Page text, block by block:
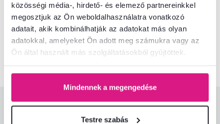
közösségi média-, hirdető- és elemező partnereinkkel
megosztjuk az Ön weboldalhasználatra vonatkozó
adatait, akik kombinálhatják az adatokat más olyan
adatokkal, amelyeket Ön adott meg számukra vagy az
Ön által használt más szolgáltatásokból gyűjtöttek.
Mindennek a megengedése
Testre szabás
Nem találta meg a szükséges információkat?
Vegye fel velünk a kapcsolatot, és örömmel adunk tanácsot
+36 20 512 1458 Beszélgetés indítása
Termékértékelések